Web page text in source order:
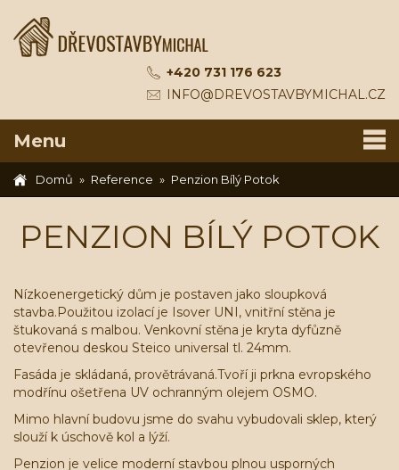
+420 731 176 623
INFO@DREVOSTAVBYMICHAL.CZ
Menu
Domů Reference Penzion Bílý Potok
PENZION BÍLÝ POTOK
Nízkoenergetický dům je postaven jako sloupková
stavba.Použitou izolací je Isover UNI, vnitřní stěna je
štukovaná s malbou. Venkovní stěna je kryta dyfůzně
otevřenou deskou Steico universal tl. 24mm.
Fasáda je skládaná, provětrávaná.Tvoří ji prkna evropského
modřínu ošetřena UV ochranným olejem OSMO.
Mimo hlavní budovu jsme do svahu vybudovali sklep, který
slouží k úschově kol a lýží.
Penzion je velice moderní stavbou plnou usporných